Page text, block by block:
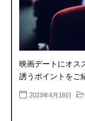
映画デートにオス
誘うポイントをご
2023年4月18日